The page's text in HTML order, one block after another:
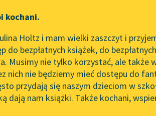
redakcyjne
Wolne Lektury na 32.
Pol’and’Rock Festivalu
„Kochanek Lady
do słuchania na Wolnych
Lekturach
Nowy audiobook –
kochani.
Holtz i mam wielki zaszczyt i
do bezpłatnych książek, do
Musimy nie tylko korzystać, ale także
nich nie będziemy mieć dostępu do
przydają się naszym dzieciom w
dają nam książki. Także kochani,
Henryk Sienkiewicz✖